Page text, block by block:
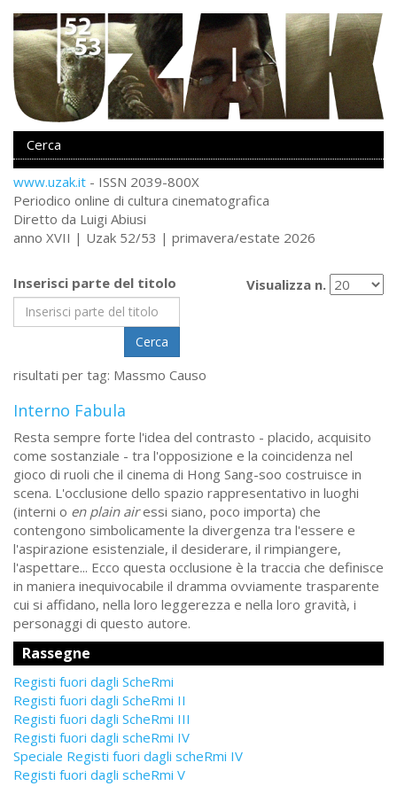
www.uzak.it - ISSN 2039-800X
Periodico online di cultura cinematografica
Diretto da Luigi Abiusi
anno XVII | Uzak 52/53 | primavera/estate 2026
Inserisci parte del titolo
Cerca
Visualizza n.
risultati per tag: Massmo Causo
Interno Fabula
Resta sempre forte l'idea del contrasto - placido, acquisito
come sostanziale - tra l'opposizione e la coincidenza nel
gioco di ruoli che il cinema di Hong Sang-soo costruisce in
scena. L'occlusione dello spazio rappresentativo in luoghi
(interni o en plain airessi siano, poco importa) che
contengono simbolicamente la divergenza tra l'essere e
l'aspirazione esistenziale, il desiderare, il rimpiangere,
l'aspettare... Ecco questa occlusione è la traccia che definisce
in maniera inequivocabile il dramma ovviamente trasparente
cui si affidano, nella loro leggerezza e nella loro gravità, i
personaggi di questo autore.
Rassegne
Registi fuori dagli ScheRmi
Registi fuori dagli ScheRmi II
Registi fuori dagli ScheRmi III
Registi fuori dagli scheRmi IV
Speciale Registi fuori dagli scheRmi IV
Registi fuori dagli scheRmi V